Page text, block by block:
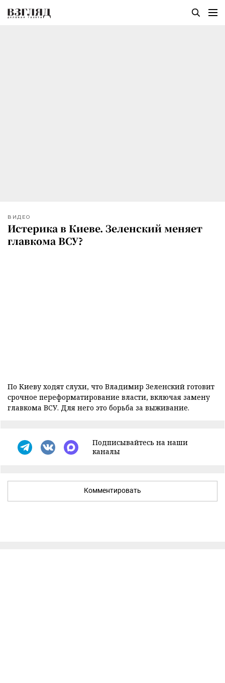
ВИДЕО
Истерика в Киеве. Зеленский меняет
главкома ВСУ?
По Киеву ходят слухи, что Владимир Зеленский готовит
срочное переформатирование власти, включая замену
главкома ВСУ. Для него это борьба за выживание.
Подписывайтесь на наши
каналы
Комментировать